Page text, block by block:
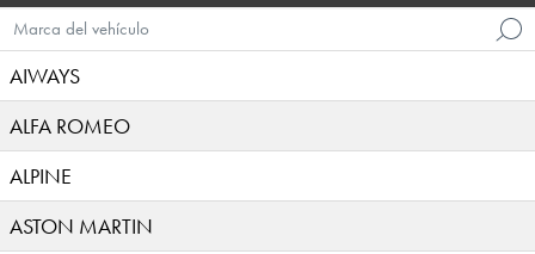
Marca del vehículo
AIWAYS
ALFA ROMEO
ALPINE
ASTON MARTIN